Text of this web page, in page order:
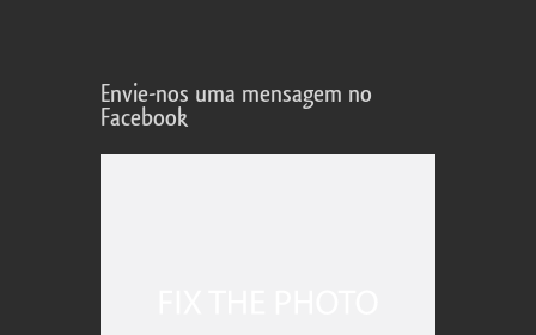
Envie-nos uma mensagem no
Facebook